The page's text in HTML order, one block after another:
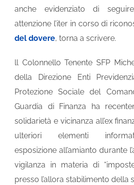
anche evidenziato di
attenzione l’iter in corso di
del dovere, torna a scrivere.
ll Colonnello Tenente SFP
della Direzione Enti
Protezione Sociale del
Guardia di Finanza ha
solidarietà e vicinanza all’ex
ulteriori elementi
esposizione all’amianto durante
vigilanza in materia di
presso l’allora stabilimento della